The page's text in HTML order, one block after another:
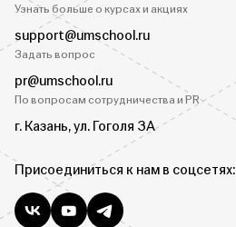
Узнать больше о курсах и акциях
support@umschool.ru
Задать вопрос
pr@umschool.ru
По вопросам сотрудничества и PR
г. Казань, ул. Гоголя 3А
Присоединиться к нам в соцсетях: